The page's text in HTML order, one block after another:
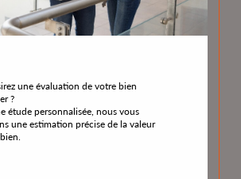
une évaluation de votre bien
?
étude personnalisée, nous vous
une estimation précise de la valeur